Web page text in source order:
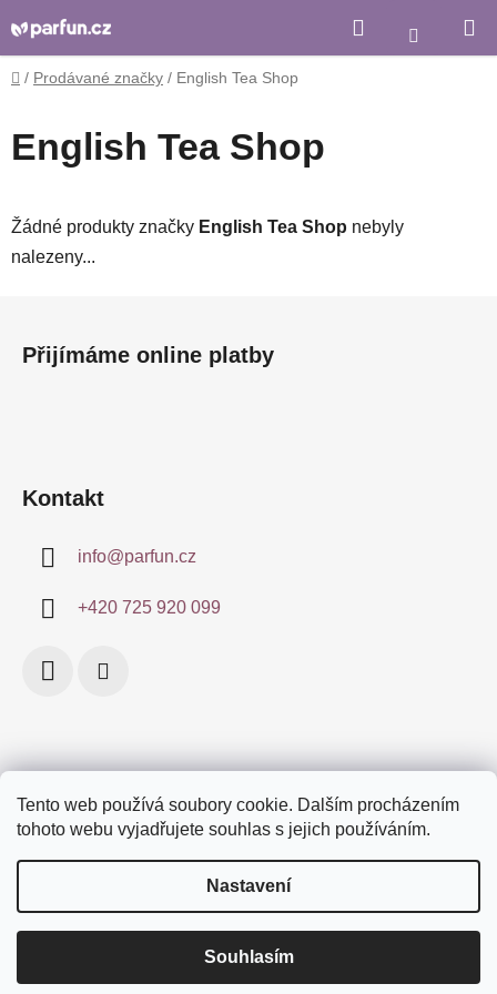
Tento web používá soubory cookie. Dalším procházením
tohoto webu vyjadřujete souhlas s jejich používáním.
Nastavení
Souhlasím
na
obsah
Nákupní
košík
Domů
/ Prodávané značky / English Tea Shop
English Tea Shop
Žádné produkty značky English Tea Shop nebyly
nalezeny...
Přijímáme online platby
Kontakt
info@parfun.cz
+420 725 920 099
Obchodní podmínky Certifikace
Doprava a platby
Podmínky ochrany osobních údajů
Vytvořil Shoptet
Copyright 2026parfun.cz. Všechna práva vyhrazena.